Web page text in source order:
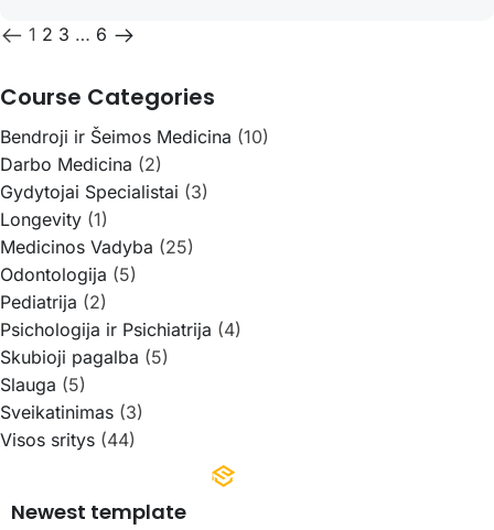
1 2 3 … 6
Course Categories
Bendroji ir Šeimos Medicina (10)
Darbo Medicina (2)
Gydytojai Specialistai (3)
Longevity (1)
Medicinos Vadyba (25)
Odontologija (5)
Pediatrija (2)
Psichologija ir Psichiatrija (4)
Skubioji pagalba (5)
Slauga (5)
Sveikatinimas (3)
Visos sritys (44)
Newest template